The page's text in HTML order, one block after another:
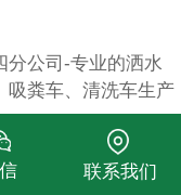
联系我们
分公司-专业的洒水
吸粪车、清洗车生产